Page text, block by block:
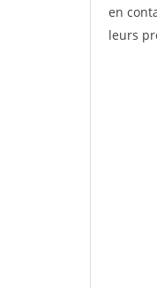
en
leurs